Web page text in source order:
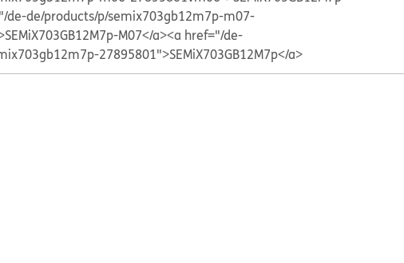
de-de/products/p/semix703gb12m7p-m07-
M07</a><a href="/de-
27895801">SEMiX703GB12M7p</a>